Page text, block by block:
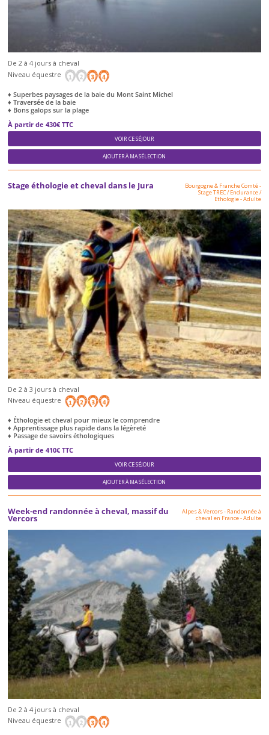
De 2 à 4 jours à cheval
Niveau équestre
♦ Superbes paysages de la baie du Mont Saint Michel
♦ Traversée de la baie
♦ Bons galops sur la plage
À partir de 430€ TTC
VOIR CE SÉJOUR
AJOUTER À MA SÉLECTION
Stage éthologie et cheval dans le Jura Bourgogne & Franche Comté-
Stage TREC / Endurance /
Ethologie-Adulte
De 2 à 3 jours à cheval
Niveau équestre
♦ Éthologie et cheval pour mieux le comprendre
♦ Apprentissage plus rapide dans la légèreté
♦ Passage de savoirs éthologiques
À partir de 410€ TTC
VOIR CE SÉJOUR
AJOUTER À MA SÉLECTION
Week-end randonnée à cheval, massif du
Vercors
Alpes & Vercors- Randonnée à
cheval en France-Adulte
De 2 à 4 jours à cheval
Niveau équestre